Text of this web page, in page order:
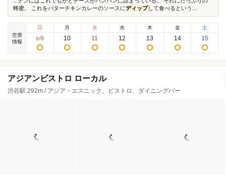
蜂蜜。 これをバターチキンカレーのソースにディップして食べるという...
空席
情報
日
8/9
月
10
火
11
水
12
木
13
金
14
土
15
アジアンビストロ ローカル
渋谷駅 292m / アジア・エスニック、ビストロ、ダイニングバー